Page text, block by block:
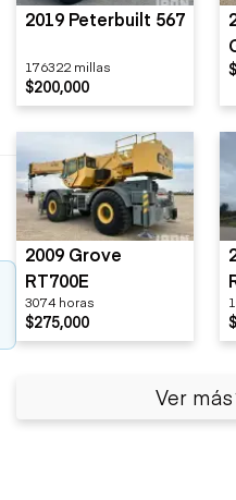
2019 Peterbuilt 567
176322 millas
$200,000
2009 Grove
RT700E
3074 horas
$275,000
Ver más